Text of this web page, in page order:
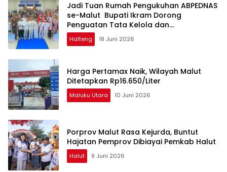
Jadi Tuan Rumah Pengukuhan ABPEDNAS
se-Malut Bupati Ikram Dorong
Penguatan Tata Kelola dan
Pengawasan Desa
Halteng 18 Juni 2026
Harga Pertamax Naik, Wilayah Malut
Ditetapkan Rp16.650/Liter
Maluku Utara 10 Juni 2026
Porprov Malut Rasa Kejurda, Buntut
Hajatan Pemprov Dibiayai Pemkab Halut
Halut 9 Juni 2026